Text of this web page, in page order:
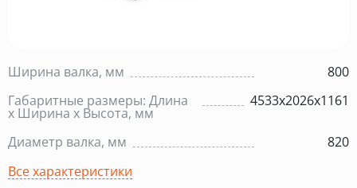
Ширина валка, мм
800
Габаритные размеры: Длина
х Ширина х Высота, мм
4533х2026х1161
Диаметр валка, мм
820
Все характеристики